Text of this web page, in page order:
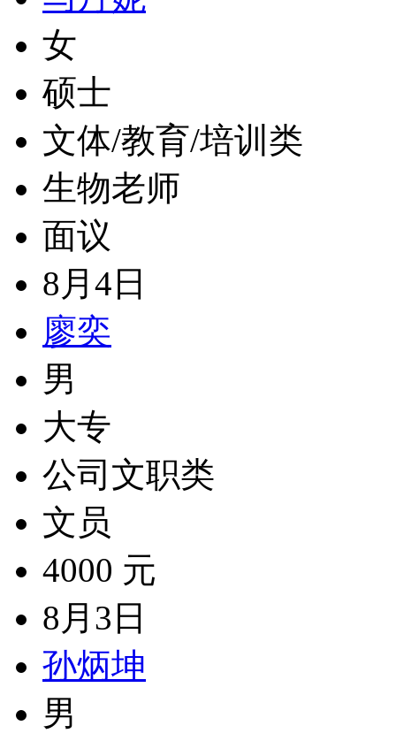
女
硕士
文体/教育/培训类
生物老师
面议
8月4日
廖奕
男
大专
公司文职类
文员
4000 元
8月3日
孙炳坤
男